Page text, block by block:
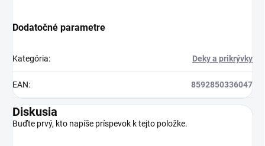
Dodatočné parametre
Kategória: Deky a prikrývky
EAN: 8592850336047
Diskusia
Buďte prvý, kto napíše príspevok k tejto položke.